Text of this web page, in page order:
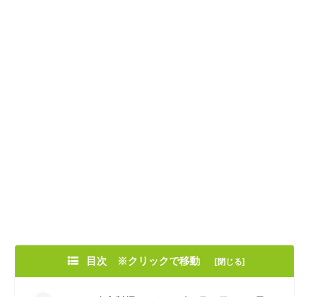
目次 ※クリックで移動